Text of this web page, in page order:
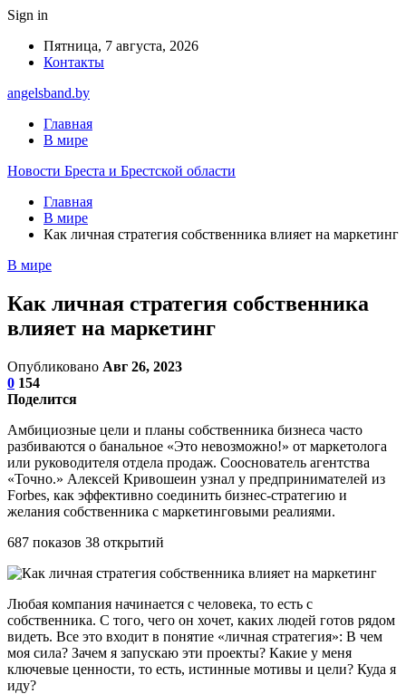
Sign in
Пятница, 7 августа, 2026
Контакты
angelsband.by
Главная
В мире
Новости Бреста и Брестской области
Главная
В мире
Как личная стратегия собственника влияет на маркетинг
В мире
Как личная стратегия собственника
влияет на маркетинг
Опубликовано Авг 26, 2023
0 154
Поделится
Амбициозные цели и планы собственника бизнеса часто
разбиваются о банальное «Это невозможно!» от маркетолога
или руководителя отдела продаж. Сооснователь агентства
«Точно.» Алексей Кривошеин узнал у предпринимателей из
Forbes, как эффективно соединить бизнес-стратегию и
желания собственника с маркетинговыми реалиями.
687 показов 38 открытий
Любая компания начинается с человека, то есть с
собственника. С того, чего он хочет, каких людей готов рядом
видеть. Все это входит в понятие «личная стратегия»: В чем
моя сила? Зачем я запускаю эти проекты? Какие у меня
ключевые ценности, то есть, истинные мотивы и цели? Куда я
иду?